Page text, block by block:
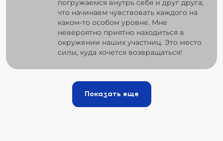
погружаемся внутрь себя и друг друга,
что начинаем чувствовать каждого на
каком-то особом уровне. Мне
невероятно приятно находиться в
окружении наших участниц. Это место
силы, куда хочется возвращаться!
Показать еще